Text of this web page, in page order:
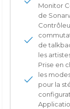
Monitor
de
de
les
Prise en
les
pour la